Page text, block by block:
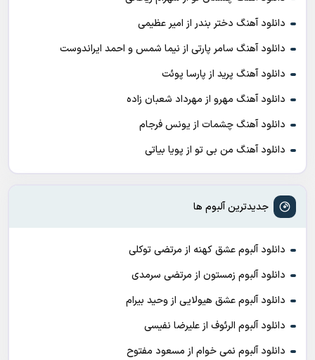
دانلود آهنگ دختر بندر از امیر عظیمی
دانلود آهنگ سامر پارتی از نیما شمس و احمد ایراندوست
دانلود آهنگ پرید از پارسا پوئت
دانلود آهنگ مهرو از مهرداد شعبان زاده
دانلود آهنگ چشمات از یونس فرجام
دانلود آهنگ من بی تو از پویا بیاتی
جدیدترین آلبوم ها
دانلود آلبوم عشق کهنه از مرتضی توکلی
دانلود آلبوم زمستون از مرتضی سرمدی
دانلود آلبوم عشق هیولایی از وحید بیرام
دانلود آلبوم الرئوف از علیرضا نفیسی
دانلود آلبوم نمی خوام از مسعود مفتوح